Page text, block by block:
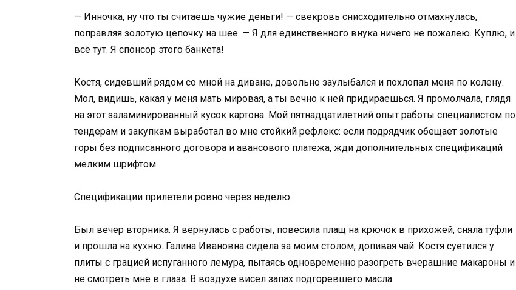
— Инночка, ну что ты считаешь чужие деньги! — свекровь снисходительно отмахнулась,
поправляя золотую цепочку на шее. — Я для единственного внука ничего не пожалею. Куплю, и
всё тут. Я спонсор этого банкета!
Костя, сидевший рядом со мной на диване, довольно заулыбался и похлопал меня по колену.
Мол, видишь, какая у меня мать мировая, а ты вечно к ней придираешься. Я промолчала, глядя
на этот заламинированный кусок картона. Мой пятнадцатилетний опыт работы специалистом по
тендерам и закупкам выработал во мне стойкий рефлекс: если подрядчик обещает золотые
горы без подписанного договора и авансового платежа, жди дополнительных спецификаций
мелким шрифтом.
Спецификации прилетели ровно через неделю.
Был вечер вторника. Я вернулась с работы, повесила плащ на крючок в прихожей, сняла туфли
и прошла на кухню. Галина Ивановна сидела за моим столом, допивая чай. Костя суетился у
плиты с грацией испуганного лемура, пытаясь одновременно разогреть вчерашние макароны и
не смотреть мне в глаза. В воздухе висел запах подгоревшего масла.